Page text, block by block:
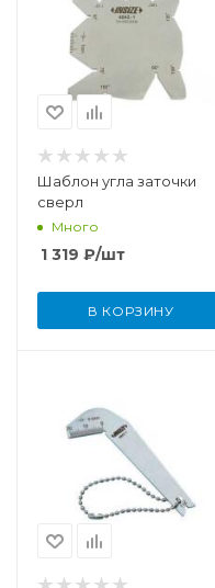
Шаблон угла заточки
сверл
Много
1 319 ₽/шт
В КОРЗИНУ